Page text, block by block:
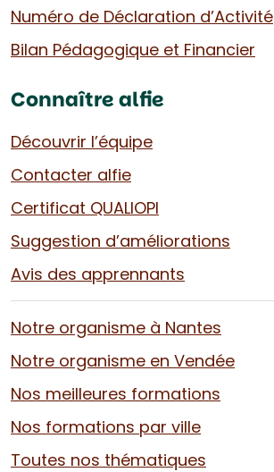
Numéro de Déclaration d’Activité
Bilan Pédagogique et Financier
Connaître alfie
Découvrir l’équipe
Contacter alfie
Certificat QUALIOPI
Suggestion d’améliorations
Avis des apprennants
Notre organisme à Nantes
Notre organisme en Vendée
Nos meilleures formations
Nos formations par ville
Toutes nos thématiques